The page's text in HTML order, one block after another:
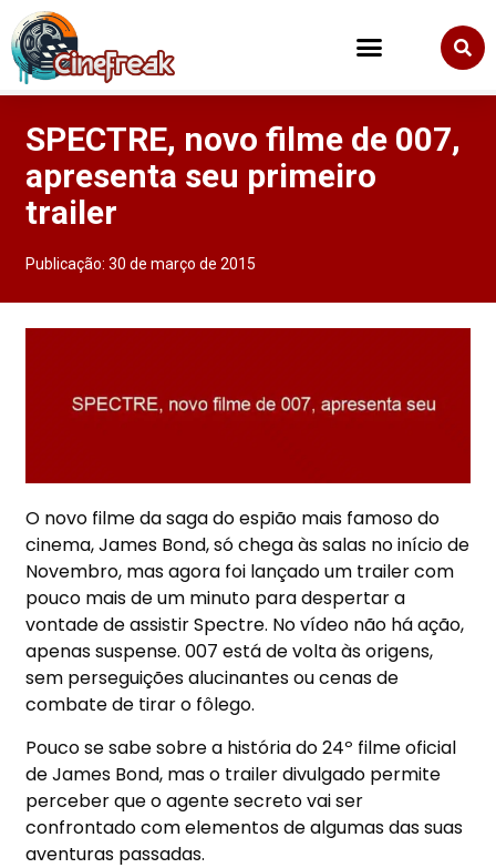
SPECTRE, novo filme de 007,
apresenta seu primeiro
trailer
Publicação:30 de março de 2015
O novo filme da saga do espião mais famoso do
cinema, James Bond, só chega às salas no início de
Novembro, mas agora foi lançado um trailer com
pouco mais de um minuto para despertar a
vontade de assistir Spectre. No vídeo não há ação,
apenas suspense. 007 está de volta às origens,
sem perseguições alucinantes ou cenas de
combate de tirar o fôlego.
Pouco se sabe sobre a história do 24º filme oficial
de James Bond, mas o trailer divulgado permite
perceber que o agente secreto vai ser
confrontado com elementos de algumas das suas
aventuras passadas.